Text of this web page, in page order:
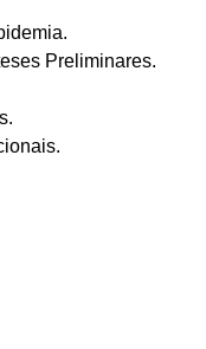
Preliminares.